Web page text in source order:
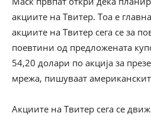
акциите на Твитер. Тоа е
акциите на Твитер сега се за
поевтини од предложената
54,20 долари по акција за
мрежа, пишуваат
Акциите на Твитер сега се